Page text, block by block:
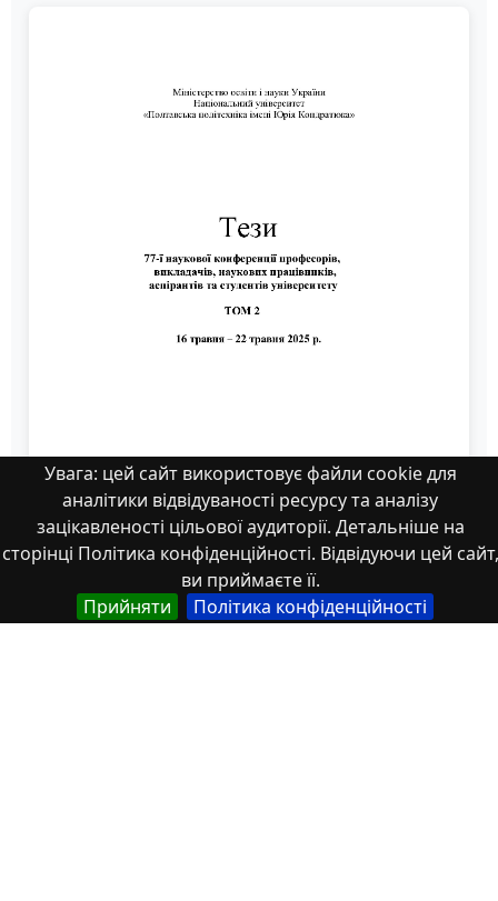
Увага: цей сайт використовує файли cookie для
аналітики відвідуваності ресурсу та аналізу
зацікавленості цільової аудиторії. Детальніше на
сторінці Політика конфіденційності. Відвідуючи цей сайт,
ви приймаєте її.
Прийняти
Політика конфіденційності
С.7-8